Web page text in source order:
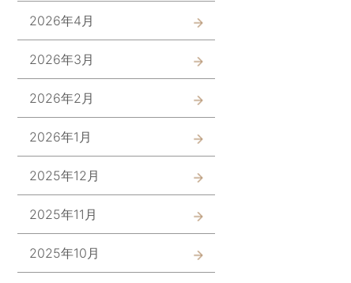
2026年4月
2026年3月
2026年2月
2026年1月
2025年12月
2025年11月
2025年10月